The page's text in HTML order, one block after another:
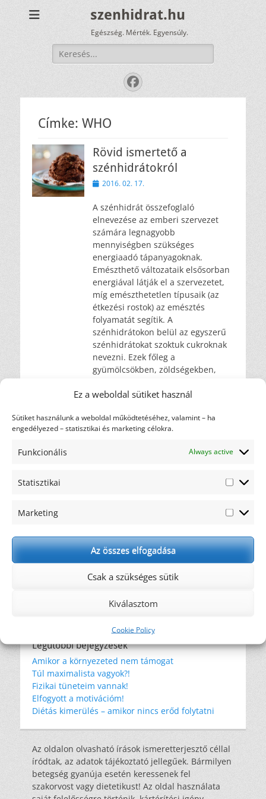
Ez a weboldal sütiket használ
Sütiket használunk a weboldal működtetéséhez, valamint – ha
engedélyezed – statisztikai és marketing célokra.
Funkcionális Always active
Statisztikai
Marketing
Az összes elfogadása
Csak a szükséges sütik
Kiválasztom
Cookie Policy
szenhidrat.hu
Egészség. Mérték. Egyensúly.
Keresés:
Facebook
Címke: WHO
Rövid ismertető a
szénhidrátokról
Közzétéve
2016. 02. 17.
A szénhidrát összefoglaló
elnevezése az emberi szervezet
számára legnagyobb
mennyiségben szükséges
energiaadó tápanyagoknak.
Emészthető változataik elsősorban
energiával látják el a szervezetet,
míg emészthetetlen típusaik (az
étkezési rostok) az emésztés
folyamatát segítik. A
szénhidrátokon belül az egyszerű
szénhidrátokat szoktuk cukroknak
nevezni. Ezek főleg a
gyümölcsökben, zöldségekben,
cukornádban, tejben,
összetett szénhidrátokatTovább …
Címkefelhő
ajándék ajánlás
elakadás
rostok oldódó rostok recept rostfogyasztás
rostok rosttartalmú ételek szemét
étkezési kultúra újrahasznosítás
Legutóbbi bejegyzések
Amikor a környezeted nem támogat
Túl maximalista vagyok?!
Fizikai tüneteim vannak!
Elfogyott a motivációm!
Diétás kimerülés – amikor nincs erőd folytatni
Az oldalon olvasható írások ismeretterjesztő céllal
íródtak, az adatok tájékoztató jellegűek. Bármilyen
betegség gyanúja esetén keressenek fel
szakorvost vagy dietetikust! Az oldal használata